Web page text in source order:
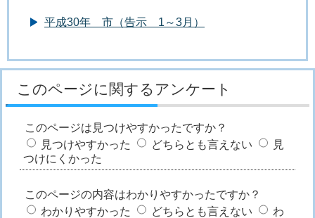
平成30年 市（告示 1～3月）
このページに関するアンケート
このページは見つけやすかったですか？
見つけやすかった
どちらとも言えない
見
つけにくかった
このページの内容はわかりやすかったですか？
わかりやすかった
どちらとも言えない
わ